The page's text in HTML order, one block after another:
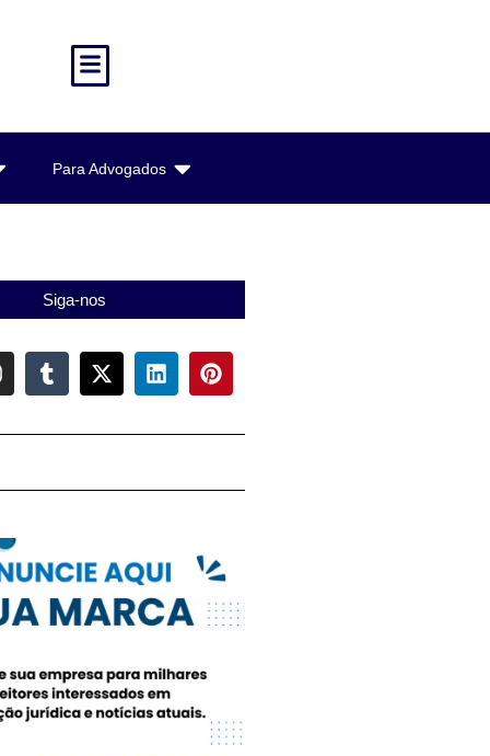
Para Advogados
Siga-nos